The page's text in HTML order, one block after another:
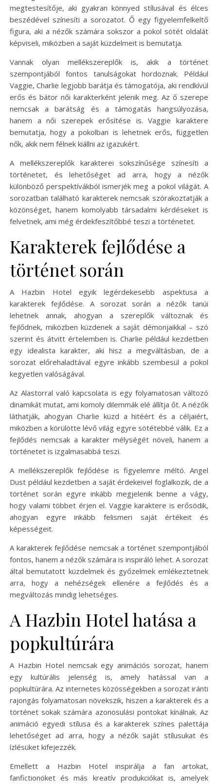
megtestesítője, aki gyakran könnyed stílusával és élces
beszédével színesíti a sorozatot. Ő egy figyelemfelkeltő
figura, aki a nézők számára sokszor a pokol sötét oldalát
képviseli, miközben a saját küzdelmeit is bemutatja.
Vannak olyan mellékszereplők is, akik a történet
szempontjából fontos tanulságokat hordoznak. Például
Vaggie, Charlie legjobb barátja és támogatója, aki rendkívül
erős és bátor női karakterként jelenik meg. Az ő szerepe
nemcsak a barátság és a támogatás hangsúlyozása,
hanem a női szerepek erősítése is. Vaggie karaktere
bemutatja, hogy a pokolban is lehetnek erős, független
nők, akik nem félnek kiállni az igazukért.
A mellékszereplők karakterei sokszínűsége színesíti a
történetet, és lehetőséget ad arra, hogy a nézők
különböző perspektívákból ismerjék meg a pokol világát. A
sorozatban található karakterek nemcsak szórakoztatják a
közönséget, hanem komolyabb társadalmi kérdéseket is
felvetnek, ami még érdekfeszítőbbé teszi a történetet.
Karakterek fejlődése a
történet során
A Hazbin Hotel egyik legérdekesebb aspektusa a
karakterek fejlődése. A sorozat során a nézők tanúi
lehetnek annak, ahogyan a szereplők változnak és
fejlődnek, miközben küzdenek a saját démonjaikkal – szó
szerint és átvitt értelemben is. Charlie például kezdetben
egy idealista karakter, aki hisz a megváltásban, de a
sorozat előrehaladtával egyre inkább szembesül a pokol
kegyetlen valóságával.
Az Alastorral való kapcsolata is egy folyamatosan változó
dinamikát mutat, ami komoly dilemmák elé állítja őt. A nézők
láthatják, ahogyan Charlie küzd a hitéért és a céljaiért,
miközben a körülötte lévő világ egyre sötétebbé válik. Ez a
fejlődés nemcsak a karakter mélységét növeli, hanem a
történetet is izgalmasabbá teszi.
A mellékszereplők fejlődése is figyelemre méltó. Angel
Dust például kezdetben a saját érdekeivel foglalkozik, de a
történet során egyre inkább megjelenik benne a vágy,
hogy valami többet érjen el. Vaggie karaktere is erősödik,
ahogyan egyre inkább felismeri saját értékeit és
képességeit.
A karakterek fejlődése nemcsak a történet szempontjából
fontos, hanem a nézők számára is inspiráló lehet. A sorozat
által bemutatott küzdelmek és győzelmek emlékeztetnek
arra, hogy a nehézségek ellenére a fejlődés és a
megváltozás mindig lehetséges.
A Hazbin Hotel hatása a
popkultúrára
A Hazbin Hotel nemcsak egy animációs sorozat, hanem
egy kultúrális jelenség is, amely hatással van a
popkultúrára. Az internetes közösségekben a sorozat iránti
rajongás folyamatosan növekszik, hiszen a karakterek és a
történet sokak számára azonosulási pontokat kínálnak. Az
animáció egyedi stílusa és a karakterek színes palettája
lehetőséget ad arra, hogy a nézők saját stílusukat és
ízlésüket kifejezzék.
Emellett a Hazbin Hotel inspirálja a fan artokat,
fanfictionöket és más kreatív produkciókat is, amelyek